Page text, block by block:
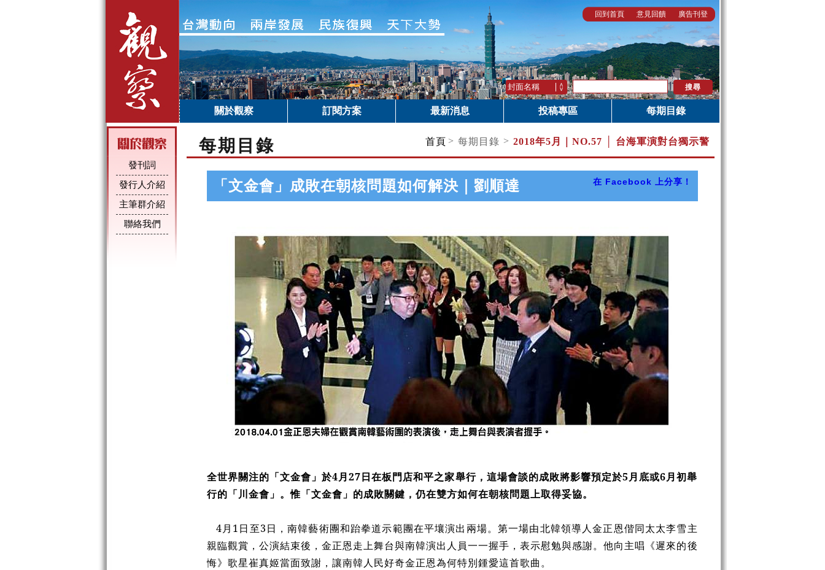
回到首頁 意見回饋 廣告刊登
關於觀察 訂閱方案 最新消息 投稿專區 每期目錄
發刊詞
發行人介紹
主筆群介紹
聯絡我們
每期目錄 首頁 > 每期目錄 > 2018年5月｜ NO.57 │ 台海軍演對台獨示警
「文金會」成敗在朝核問題如何解決｜劉順達 在 Facebook 上分享！
全世界關注的「文金會」於4月27日在板門店和平之家舉行，這場會談的成敗將影響預定於5月底或6月初舉
行的「川金會」。惟「文金會」的成敗關鍵，仍在雙方如何在朝核問題上取得妥協。
4月1日至3日，南韓藝術團和跆拳道示範團在平壤演出兩場。第一場由北韓領導人金正恩偕同太太李雪主
親臨觀賞，公演結束後，金正恩走上舞台與南韓演出人員一一握手，表示慰勉與感謝。他向主唱 《遲來的後
悔》 歌星崔真姬當面致謝，讓南韓人民好奇金正恩為何特別鍾愛這首歌曲。